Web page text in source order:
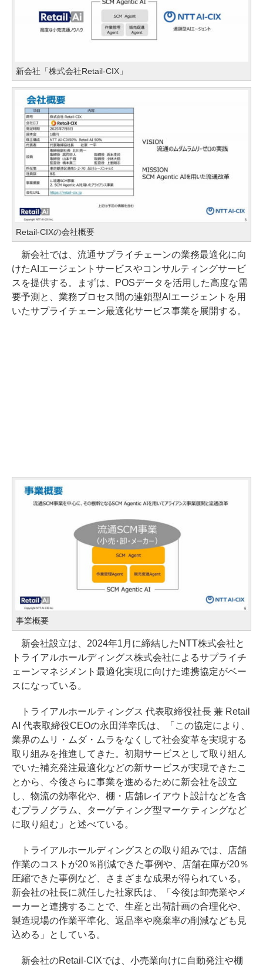
新会社「株式会社Retail-CIX」
Retail-CIXの会社概要
新会社では、流通サプライチェーンの業務最適化に向
けたAIエージェントサービスやコンサルティングサービ
スを提供する。まずは、POSデータを活用した高度な需
要予測と、業務プロセス間の連鎖型AIエージェントを用
いたサプライチェーン最適化サービス事業を展開する。
事業概要
新会社設立は、2024年1月に締結したNTT株式会社と
トライアルホールディングス株式会社によるサプライチ
ェーンマネジメント最適化実現に向けた連携協定がベー
スになっている。
トライアルホールティングス 代表取締役社長 兼 Retail
AI 代表取締役CEOの永田洋幸氏は、「この協定により、
業界のムリ・ムダ・ムラをなくして社会変革を実現する
取り組みを推進してきた。初期サービスとして取り組ん
でいた補充発注最適化などの新サービスが実現できたこ
とから、今後さらに事業を進めるために新会社を設立
し、物流の効率化や、棚・店舗レイアウト設計などを含
むプラノグラム、ターゲティング型マーケティングなど
に取り組む」と述べている。
トライアルホールディングスとの取り組みでは、店舗
作業のコストが20％削減できた事例や、店舗在庫が20％
圧縮できた事例など、さまざまな成果が得られている。
新会社の社長に就任した社家氏は、「今後は卸売業やメ
ーカーと連携することで、生産と出荷計画の合理化や、
製造現場の作業平準化、返品率や廃棄率の削減なども見
込める」としている。
新会社のRetail-CIXでは、小売業向けに自動発注や棚